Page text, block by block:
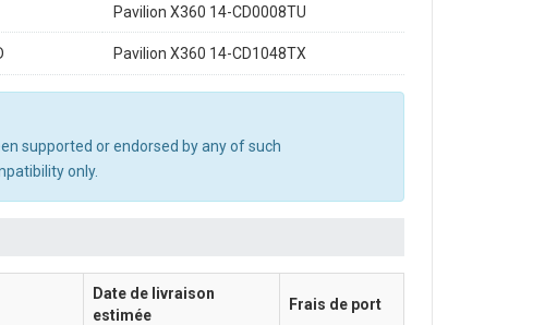
Pavilion X360 14-CD0008TU
Pavilion X360 14-CD1048TX
supported or endorsed by any of such
only.
Date de livraison
estimée
Frais de port